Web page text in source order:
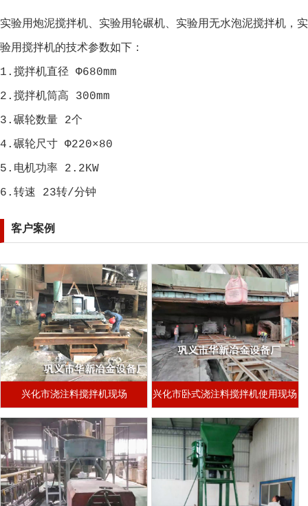
实验用炮泥搅拌机、实验用轮碾机、实验用无水泡泥搅拌机，实
验用搅拌机的技术参数如下：
1.搅拌机直径 Φ680mm
2.搅拌机筒高 300mm
3.碾轮数量 2个
4.碾轮尺寸 Φ220×80
5.电机功率 2.2KW
6.转速 23转/分钟
客户案例
兴化市浇注料搅拌机现场 兴化市卧式浇注料搅拌机使用现场